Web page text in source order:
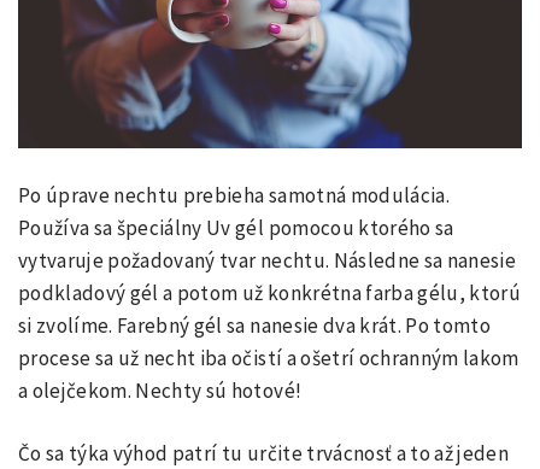
Po úprave nechtu prebieha samotná modulácia.
Používa sa špeciálny Uv gél pomocou ktorého sa
vytvaruje požadovaný tvar nechtu. Následne sa nanesie
podkladový gél a potom už konkrétna farba gélu, ktorú
si zvolíme. Farebný gél sa nanesie dva krát. Po tomto
procese sa už necht iba očistí a ošetrí ochranným lakom
a olejčekom. Nechty sú hotové!
Čo sa týka výhod patrí tu určite trvácnosť a to až jeden